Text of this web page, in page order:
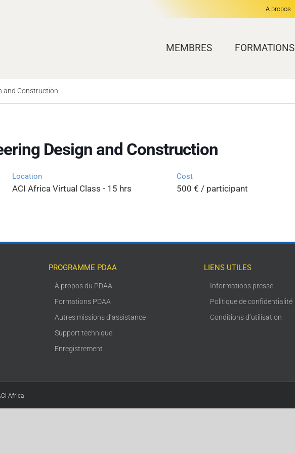
A propos
MEMBRES FORMATIONS
and Construction
Design and Construction
Location
ACI Africa Virtual Class - 15 hrs
Cost
500 € / participant
PROGRAMME PDAA
À propos du PDAA
Formations PDAA
Autres missions d’assistance
Support technique
Enregistrement
LIENS UTILES
Informations presse
Politique de confidentialité
Conditions d’utilisation
Africa